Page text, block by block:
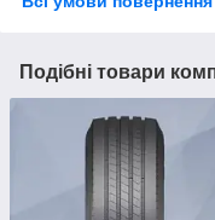
Подібні товари